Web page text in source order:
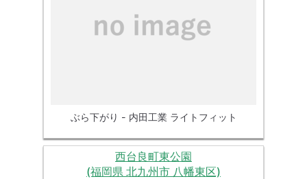
ぶら下がり - 内田工業 ライトフィット
西台良町東公園
(福岡県 北九州市 八幡東区)